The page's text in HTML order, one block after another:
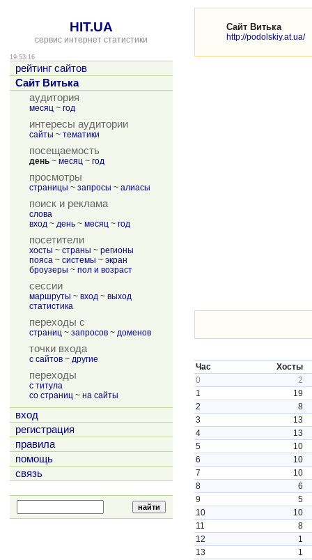
HIT.UA
сервис интернет статистики
19:53:16
рейтинг сайтов
Сайт Витька
аудитория
месяц ~ год
интересы аудитории
сайты ~ тематики
посещаемость
день ~ месяц ~ год
просмотры
страницы ~ запросы ~ алиасы
поиск и реклама
слова
вход ~ день ~ месяц ~ год
посетители
хосты ~ страны ~ регионы
пояса ~ системы ~ экран
броузеры ~ пол и возраст
сессии
маршруты ~ вход ~ выход
статистика
переходы с
страниц ~ запросов ~ доменов
точки входа
с сайтов ~ другие
переходы
с титула
со страниц ~ на сайты
вход
регистрация
правила
помощь
связь
Сайт Витька
http://podolskiy.at.ua/
Час
Хосты
0
2
1
19
2
8
3
13
4
13
5
10
6
10
7
10
8
6
9
5
10
10
11
8
12
1
13
1